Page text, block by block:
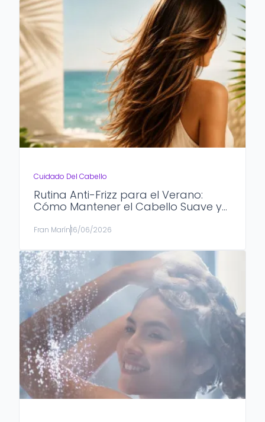
Cuidado Del Cabello
Rutina Anti-Frizz para el Verano:
Cómo Mantener el Cabello Suave y
Fran Marín16/06/2026